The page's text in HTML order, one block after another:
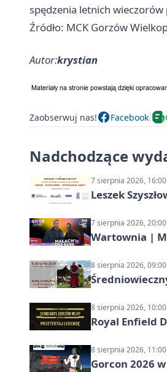
spędzenia letnich
Źródło: MCK Gorzów
Autor:krystian
Zaobserwuj nas! Facebook
Nadchodzące
7 sierpnia 2026, 16:00
Leszek
7 sierpnia 2026, 20:00
Wartownia |
8 sierpnia 2026, 09:00
8 sierpnia 2026, 10:00
Royal Enfield
8 sierpnia 2026, 11:00
Gorcon 2026